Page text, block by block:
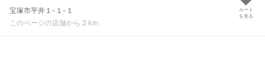
宝塚市平井１-１-１
このページの店舗から 2 km
ルート
を見る